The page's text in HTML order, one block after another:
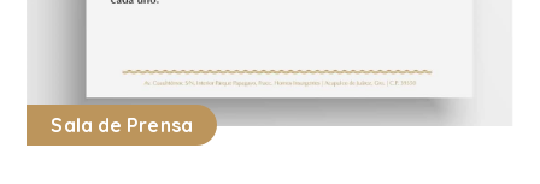
Sala de Prensa